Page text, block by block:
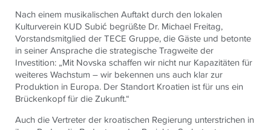
Nach einem musikalischen Auftakt durch den lokalen
Kulturverein KUD Subić begrüßte Dr. Michael Freitag,
Vorstandsmitglied derTECE Gruppe, die Gäste und betonte
in seiner Ansprache die strategische Tragweite der
Investition: „Mit Novska schaffen wir nicht nur Kapazitäten für
weiteres Wachstum – wir bekennen uns auch klar zur
Produktion in Europa. Der Standort Kroatien ist für uns ein
Brückenkopf für die Zukunft.“
Auch die Vertreter der kroatischen Regierung unterstrichen in